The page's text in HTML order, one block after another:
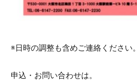
※日時の調整も含めご連絡ください。
申込・お問い合わせは。